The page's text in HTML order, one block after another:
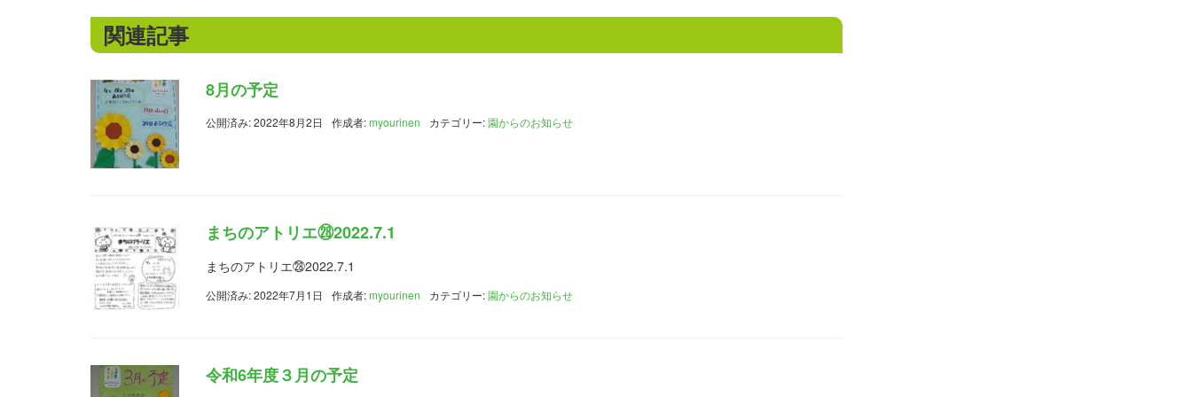
関連記事
8月の予定
公開済み: 2022年8月2日 作成者:myourinen カテゴリー:園からのお知らせ
まちのアトリエ㉘2022.7.1
まちのアトリエ㉘2022.7.1
公開済み: 2022年7月1日 作成者:myourinen カテゴリー:園からのお知らせ
令和6年度３月の予定